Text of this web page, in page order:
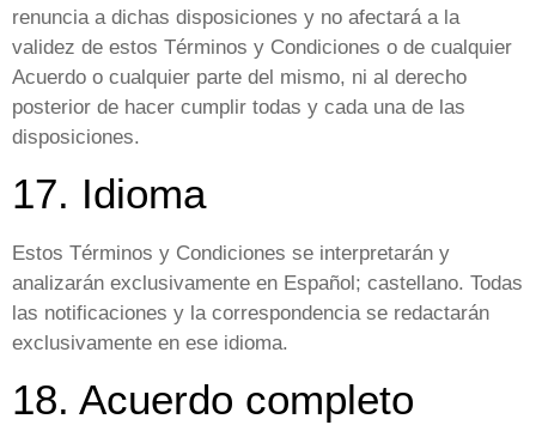
renuncia a dichas disposiciones y no afectará a la
validez de estos Términos y Condiciones o de cualquier
Acuerdo o cualquier parte del mismo, ni al derecho
posterior de hacer cumplir todas y cada una de las
disposiciones.
17. Idioma
Estos Términos y Condiciones se interpretarán y
analizarán exclusivamente en Español; castellano. Todas
las notificaciones y la correspondencia se redactarán
exclusivamente en ese idioma.
18. Acuerdo completo